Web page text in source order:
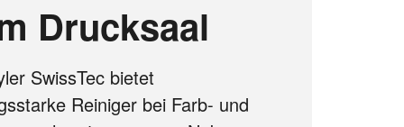
Drucksaal
SwissTec bietet
Reiniger bei Farb- und